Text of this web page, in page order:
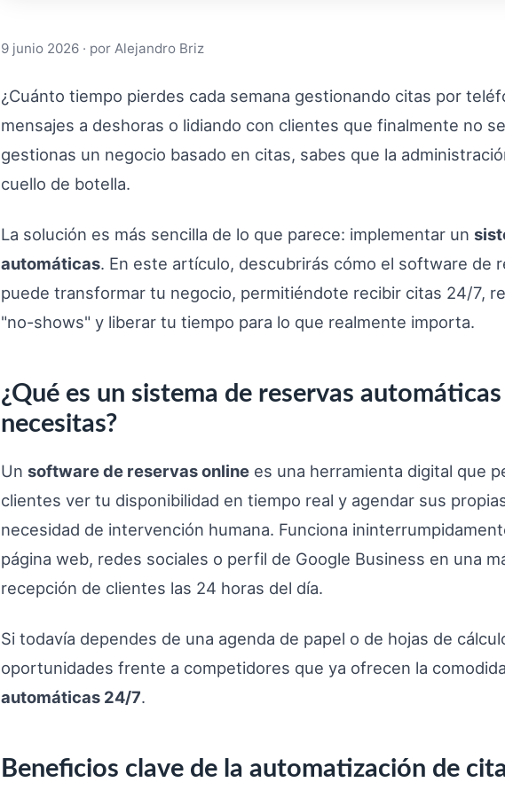
9 junio 2026 · por Alejandro Briz
¿Cuánto tiempo pierdes cada semana gestionando citas por
mensajes a deshoras o lidiando con clientes que finalmente no
gestionas un negocio basado en citas, sabes que la
cuello de botella.
La solución es más sencilla de lo que parece: implementar un
automáticas. En este artículo, descubrirás cómo el software de
puede transformar tu negocio, permitiéndote recibir citas 24/7,
"no-shows" y liberar tu tiempo para lo que realmente importa.
¿Qué es un sistema de reservas
necesitas?
Un software de reservas online es una herramienta digital que
clientes ver tu disponibilidad en tiempo real y agendar sus
necesidad de intervención humana. Funciona
página web, redes sociales o perfil de Google Business en una
recepción de clientes las 24 horas del día.
Si todavía dependes de una agenda de papel o de hojas de
oportunidades frente a competidores que ya ofrecen la
automáticas 24/7.
Beneficios clave de la automatización de